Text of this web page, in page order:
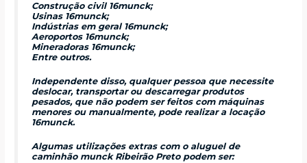
Construção civil 16munck;
Usinas 16munck;
Indústrias em geral 16munck;
Aeroportos 16munck;
Mineradoras 16munck;
Entre outros.
Independente disso, qualquer pessoa que necessite
deslocar, transportar ou descarregar produtos
pesados, que não podem ser feitos com máquinas
menores ou manualmente, pode realizar a locação
16munck.
Algumas utilizações extras com o aluguel de
caminhão munck Ribeirão Preto podem ser: